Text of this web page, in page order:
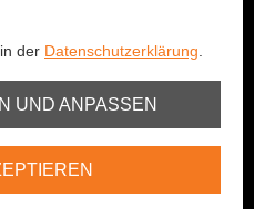
Freitag:
13:30 - 18:30 Uhr
Uhr
der Datenschutzerklärung
UND ANPASSEN